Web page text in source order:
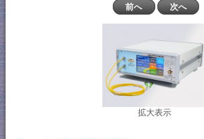
前へ 次へ
拡大表示